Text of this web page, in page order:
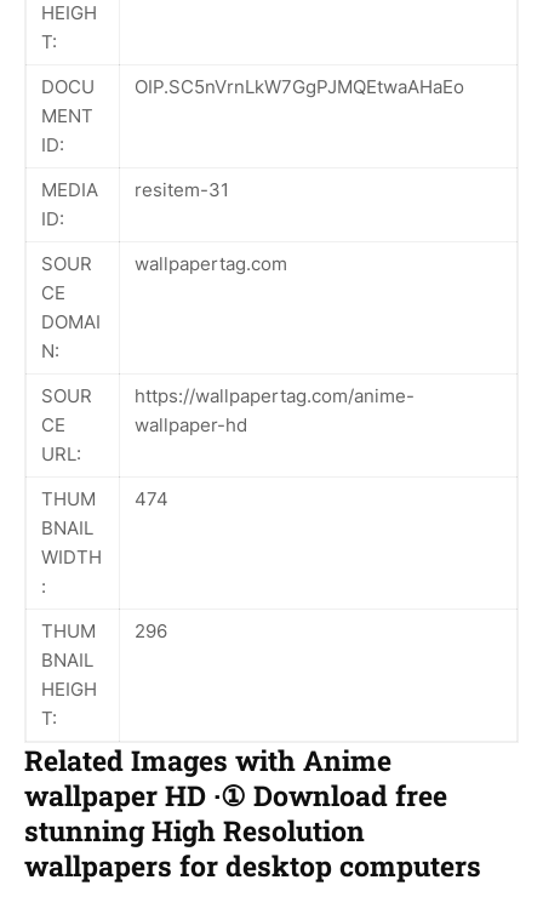
HEIGH
T:
DOCU
MENT
ID:
OIP.SC5nVrnLkW7GgPJMQEtwaAHaEo
MEDIA
ID:
resitem-31
SOUR
CE
DOMAI
N:
wallpapertag.com
SOUR
CE
URL:
https://wallpapertag.com/anime-
wallpaper-hd
THUM
BNAIL
WIDTH
:
474
THUM
BNAIL
HEIGH
T:
296
Related Images with Anime
wallpaper HD ·① Download free
stunning High Resolution
wallpapers for desktop computers